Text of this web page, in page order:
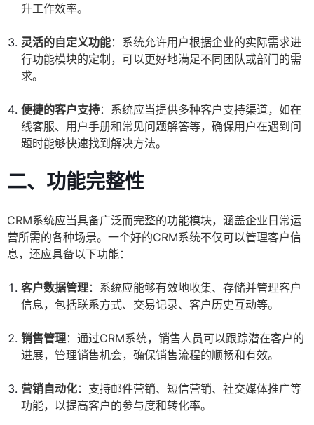
升工作效率。
灵活的自定义功能：系统允许用户根据企业的实际需求进
行功能模块的定制，可以更好地满足不同团队或部门的需
求。
便捷的客户支持：系统应当提供多种客户支持渠道，如在
线客服、用户手册和常见问题解答等，确保用户在遇到问
题时能够快速找到解决方法。
二、功能完整性
CRM系统应当具备广泛而完整的功能模块，涵盖企业日常运
营所需的各种场景。一个好的CRM系统不仅可以管理客户信
息，还应具备以下功能：
客户数据管理：系统应能够有效地收集、存储并管理客户
信息，包括联系方式、交易记录、客户历史互动等。
销售管理：通过CRM系统，销售人员可以跟踪潜在客户的
进展，管理销售机会，确保销售流程的顺畅和有效。
营销自动化：支持邮件营销、短信营销、社交媒体推广等
功能，以提高客户的参与度和转化率。